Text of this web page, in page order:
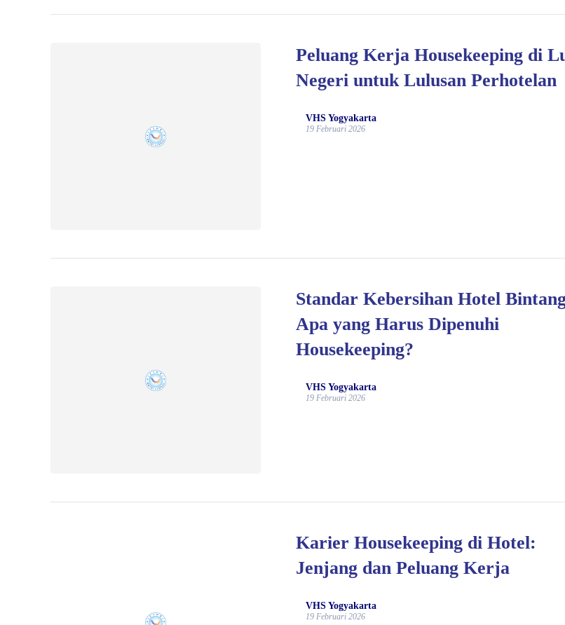
Peluang Kerja Housekeeping di
Negeri untuk Lulusan Perhotelan
VHS Yogyakarta
19 Februari 2026
Standar Kebersihan Hotel
Apa yang Harus Dipenuhi
Housekeeping?
VHS Yogyakarta
19 Februari 2026
Karier Housekeeping di Hotel:
Jenjang dan Peluang Kerja
VHS Yogyakarta
19 Februari 2026